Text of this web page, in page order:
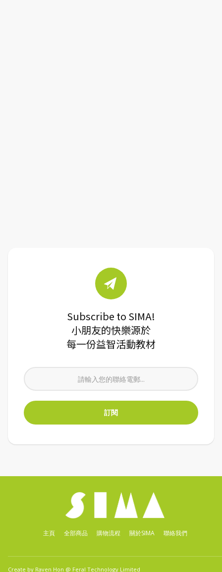
Subscribe to SIMA!
小朋友的快樂源於
每一份益智活動教材
主頁 全部商品 購物流程 關於SIMA 聯絡我們
Create by Raven Hon @ Feral Technology Limited